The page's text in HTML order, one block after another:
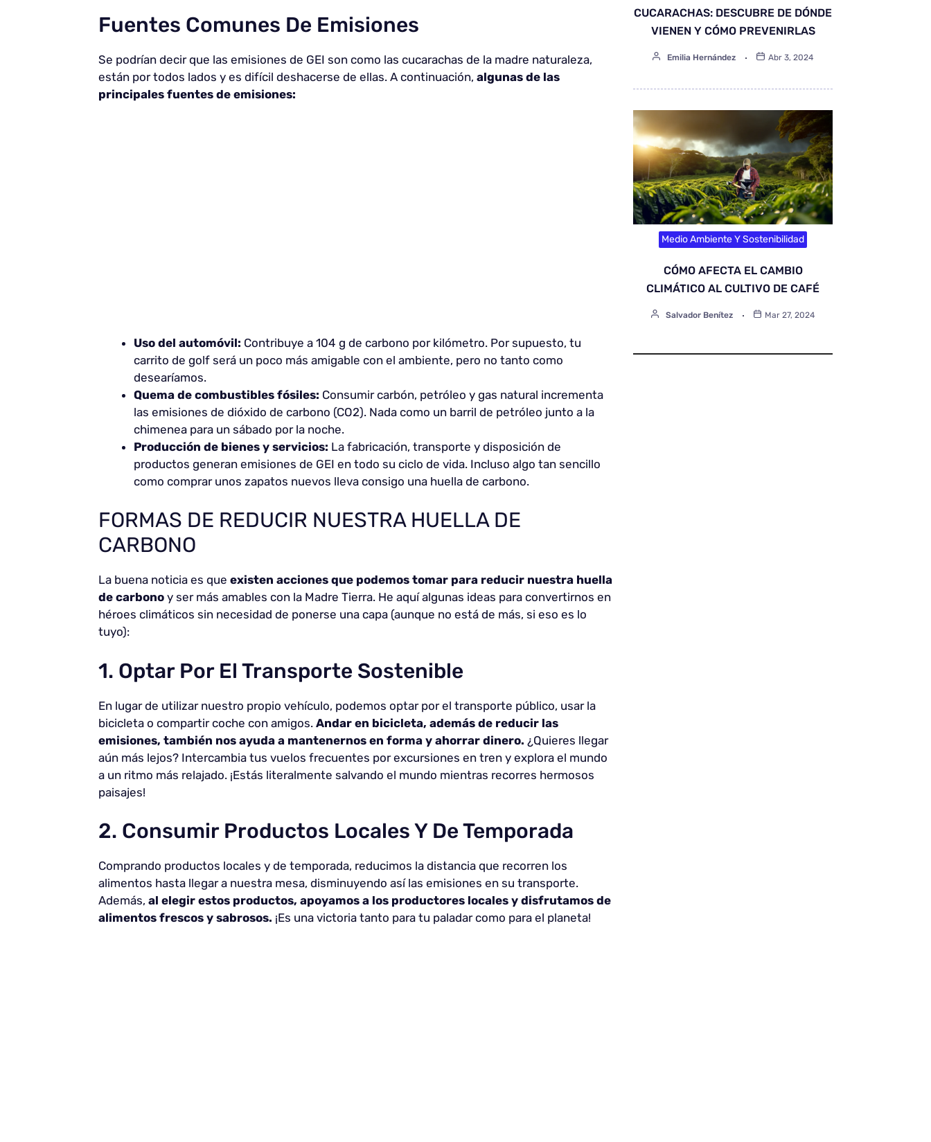
Fuentes Comunes De Emisiones
Se podrían decir que las emisiones de GEI son como las cucarachas de la madre naturaleza,
están por todos lados y es difícil deshacerse de ellas. A continuación, algunas de las
principales fuentes de emisiones:
Uso del automóvil: Contribuye a 104 g de carbono por kilómetro. Por supuesto, tu
carrito de golf será un poco más amigable con el ambiente, pero no tanto como
desearíamos.
Quema de combustibles fósiles: Consumir carbón, petróleo y gas natural incrementa
las emisiones de dióxido de carbono (CO2). Nada como un barril de petróleo junto a la
chimenea para un sábado por la noche.
Producción de bienes y servicios: La fabricación, transporte y disposición de
productos generan emisiones de GEI en todo su ciclo de vida. Incluso algo tan sencillo
como comprar unos zapatos nuevos lleva consigo una huella de carbono.
FORMAS DE REDUCIR NUESTRA HUELLA DE
CARBONO
La buena noticia es que existen acciones que podemos tomar para reducir nuestra huella
de carbono y ser más amables con la Madre Tierra. He aquí algunas ideas para convertirnos en
héroes climáticos sin necesidad de ponerse una capa (aunque no está de más, si eso es lo
tuyo):
1. Optar Por El Transporte Sostenible
En lugar de utilizar nuestro propio vehículo, podemos optar por el transporte público, usar la
bicicleta o compartir coche con amigos. Andar en bicicleta, además de reducir las
emisiones, también nos ayuda a mantenernos en forma y ahorrar dinero. ¿Quieres llegar
aún más lejos? Intercambia tus vuelos frecuentes por excursiones en tren y explora el mundo
a un ritmo más relajado. ¡Estás literalmente salvando el mundo mientras recorres hermosos
paisajes!
2. Consumir Productos Locales Y De Temporada
Comprando productos locales y de temporada, reducimos la distancia que recorren los
alimentos hasta llegar a nuestra mesa, disminuyendo así las emisiones en su transporte.
Además, al elegir estos productos, apoyamos a los productores locales y disfrutamos de
alimentos frescos y sabrosos. ¡Es una victoria tanto para tu paladar como para el planeta!
CUCARACHAS: DESCUBRE DE DÓNDE
VIENEN Y CÓMO PREVENIRLAS
Emilia Hernández Abr 3, 2024
Medio Ambiente Y Sostenibilidad
CÓMO AFECTA EL CAMBIO
CLIMÁTICO AL CULTIVO DE CAFÉ
Salvador Benítez Mar 27, 2024